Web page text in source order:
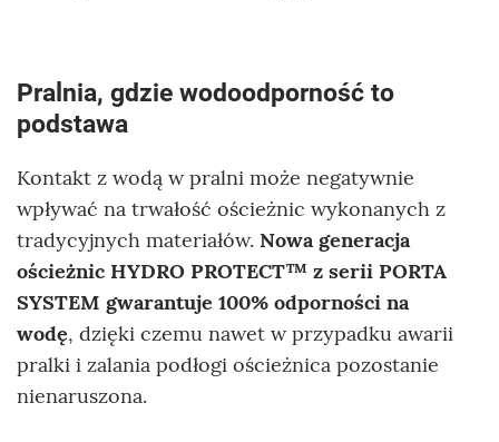
Pralnia, gdzie wodoodporność to
podstawa
Kontakt z wodą w pralni może negatywnie
wpływać na trwałość ościeżnic wykonanych z
tradycyjnych materiałów. Nowa generacja
ościeżnic HYDRO PROTECT™ z serii PORTA
SYSTEM gwarantuje 100% odporności na
wodę, dzięki czemu nawet w przypadku awarii
pralki i zalania podłogi ościeżnica pozostanie
nienaruszona.